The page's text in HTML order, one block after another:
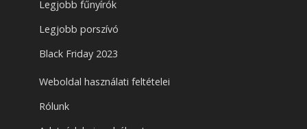
Legjobb fűnyírók
Legjobb porszívó
Black Friday 2023
Weboldal használati feltételei
Rólunk